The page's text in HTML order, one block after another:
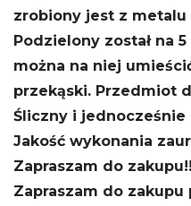
zrobiony jest z
Podzielony został na
można na niej
przekąski. Przedmiot
Śliczny i
Jakość wykonania
Zapraszam do
Zapraszam do